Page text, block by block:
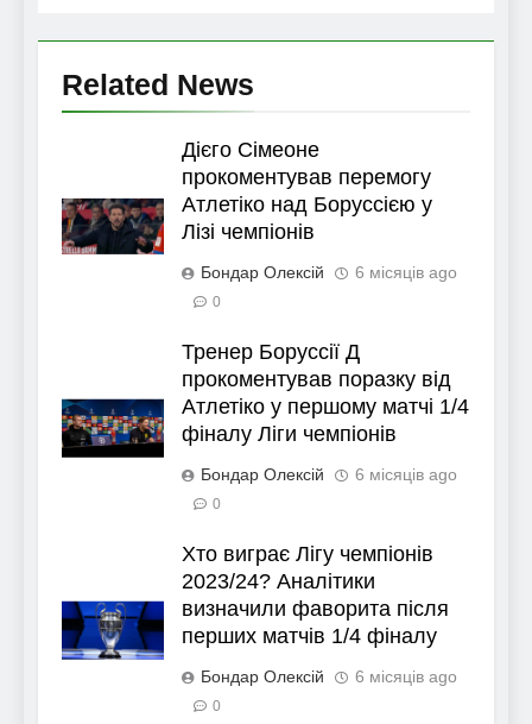
Related News
Дієго Сімеоне
прокоментував перемогу
Атлетіко над Боруссією у
Лізі чемпіонів
Бондар Олексій 6 місяців ago
0
Тренер Боруссії Д
прокоментував поразку від
Атлетіко у першому матчі 1/4
фіналу Ліги чемпіонів
Бондар Олексій 6 місяців ago
0
Хто виграє Лігу чемпіонів
2023/24? Аналітики
визначили фаворита після
перших матчів 1/4 фіналу
Бондар Олексій 6 місяців ago
0